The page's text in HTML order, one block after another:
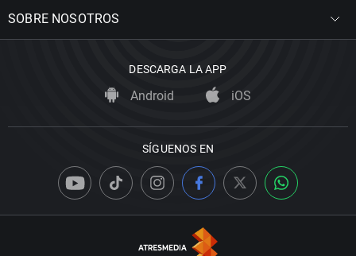
SOBRE NOSOTROS
DESCARGA LA APP
Android iOS
SÍGUENOS EN